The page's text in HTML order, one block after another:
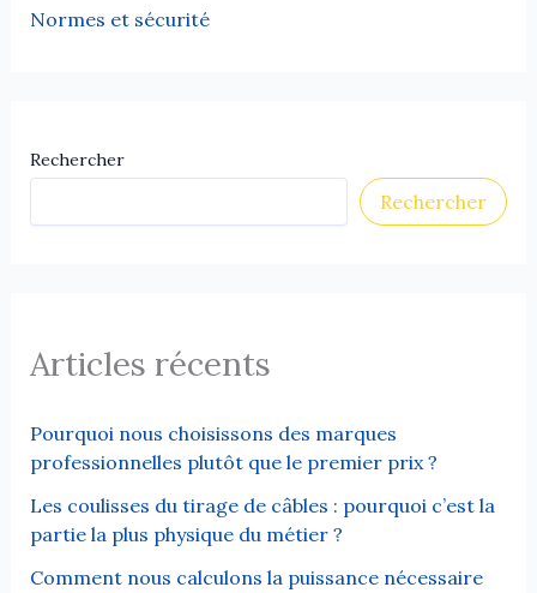
Normes et sécurité
Rechercher
Rechercher
Articles récents
Pourquoi nous choisissons des marques
professionnelles plutôt que le premier prix ?
Les coulisses du tirage de câbles : pourquoi c’est la
partie la plus physique du métier ?
Comment nous calculons la puissance nécessaire